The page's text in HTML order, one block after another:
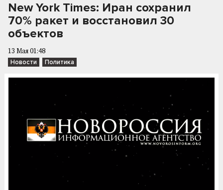
New York Times: Иран сохранил
70% ракет и восстановил 30
объектов
13 Мая 01:48
Новости Политика